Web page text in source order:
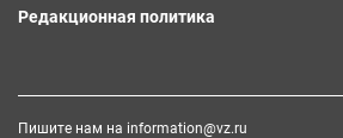
Редакционная политика
Пишите нам на information@vz.ru